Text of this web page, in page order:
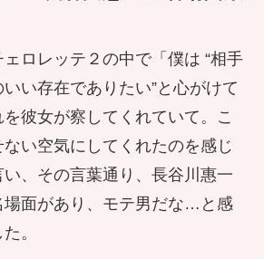
ロレッテ２の中で「僕は “相手
い存在でありたい”と心がけて
彼女が察してくれていて。こ
い空気にしてくれたのを感じ
い、その言葉通り、長谷川惠一
場面があり、モテ男だな…と感
。